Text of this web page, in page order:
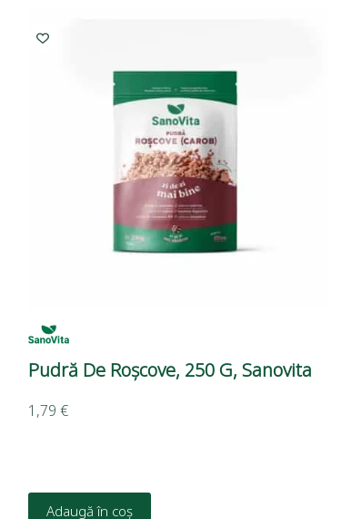
Pudră De Roșcove, 250 G, Sanovita
1,79 €
Adaugă în coș